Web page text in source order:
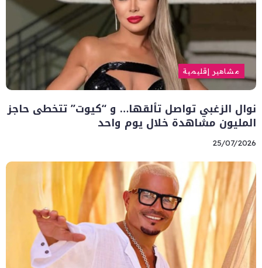
مشاهير إقليمية
نوال الزغبي تواصل تألقها… و “كيوت” تتخطى حاجز
المليون مشاهدة خلال يوم واحد
25/07/2026